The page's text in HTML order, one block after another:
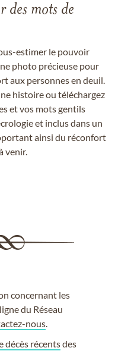
des mots de
estimer le pouvoir
photo précieuse pour
aux personnes en deuil.
histoire ou téléchargez
et vos mots gentils
et inclus dans un
ainsi du réconfort
venir.
concernant les
du Réseau
nous
décès récentsdes